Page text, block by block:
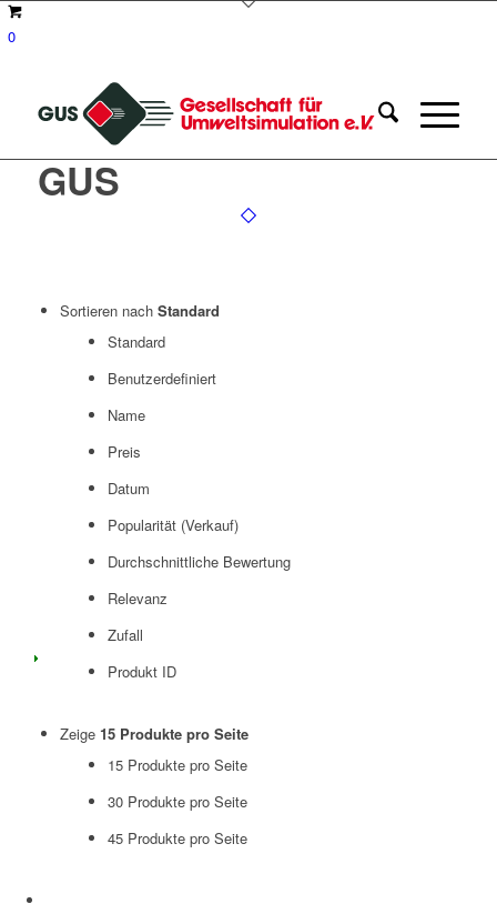
0
GUS
Sortieren nach Standard
Standard
Benutzerdefiniert
Name
Preis
Datum
Popularität (Verkauf)
Durchschnittliche Bewertung
Relevanz
Zufall
Produkt ID
Zeige 15 Produkte pro Seite
15 Produkte pro Seite
30 Produkte pro Seite
45 Produkte pro Seite